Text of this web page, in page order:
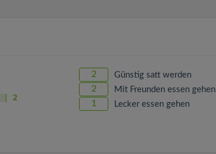
2
2 Günstig satt werden
2 Mit Freunden essen gehen
1 Lecker essen gehen